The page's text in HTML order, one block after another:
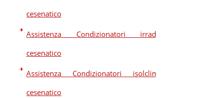
cesenatico
Assistenza Condizionatori irradio
cesenatico
Assistenza Condizionatori isolclima
cesenatico